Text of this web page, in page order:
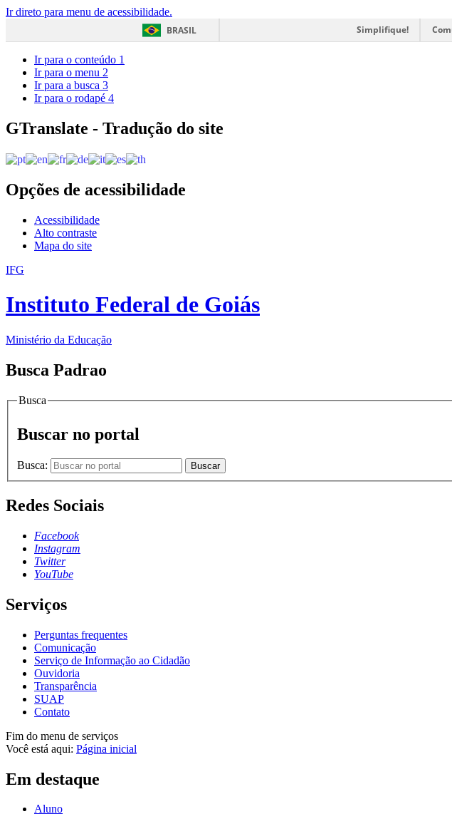
Ir direto para menu de acessibilidade.
BRASIL
Simplifique!
Ir para o conteúdo 1
Ir para o menu 2
Ir para a busca 3
Ir para o rodapé 4
GTranslate - Tradução do site
Opções de acessibilidade
Acessibilidade
Alto contraste
Mapa do site
IFG
Instituto Federal de Goiás
Ministério da Educação
Busca Padrao
Busca
Buscar no portal
Busca: Buscar
Redes Sociais
Facebook
Instagram
Twitter
YouTube
Serviços
Perguntas frequentes
Comunicação
Serviço de Informação ao Cidadão
Ouvidoria
Transparência
SUAP
Contato
Fim do menu de serviços
Você está aqui: Página inicial
Em destaque
Aluno